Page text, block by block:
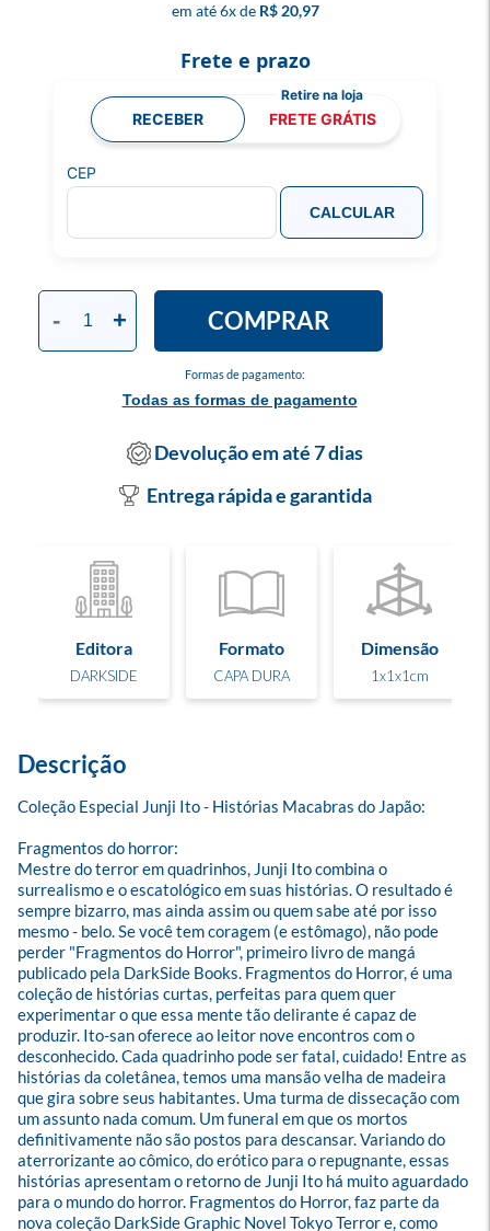
6x R$ 20,97
Formas de pagamento:
Todas as formas de pagamento
- + COMPRAR
Frete e prazo
RECEBER FRETE GRÁTIS
CEP
CALCULAR
Devolução em até 7 dias
Entrega rápida e garantida
Editora
DARKSIDE
Formato
CAPA DURA
Dimensão
1x1x1cm
Descrição
Coleção Especial Junji Ito - Histórias Macabras do Japão:
Fragmentos do horror:
Mestre do terror em quadrinhos, Junji Ito combina o
surrealismo e o escatológico em suas histórias. O resultado é
sempre bizarro, mas ainda assim ou quem sabe até por isso
mesmo - belo. Se você tem coragem (e estômago), não pode
perder "Fragmentos do Horror", primeiro livro de mangá
publicado pela DarkSide Books. Fragmentos do Horror, é uma
coleção de histórias curtas, perfeitas para quem quer
experimentar o que essa mente tão delirante é capaz de
produzir. Ito-san oferece ao leitor nove encontros com o
desconhecido. Cada quadrinho pode ser fatal, cuidado! Entre as
histórias da coletânea, temos uma mansão velha de madeira
que gira sobre seus habitantes. Uma turma de dissecação com
um assunto nada comum. Um funeral em que os mortos
definitivamente não são postos para descansar. Variando do
aterrorizante ao cômico, do erótico para o repugnante, essas
histórias apresentam o retorno de Junji Ito há muito aguardado
para o mundo do horror. Fragmentos do Horror, faz parte da
nova coleção DarkSide Graphic Novel Tokyo Terror e, como